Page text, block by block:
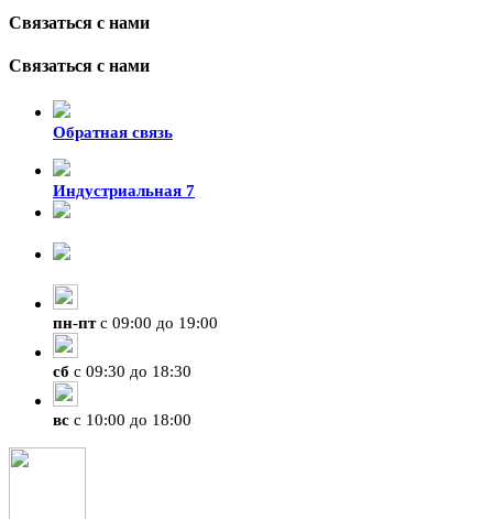
Связаться с нами
Связаться с нами
Обратная связь
Индустриальная 7
пн-птс 09:00 до 19:00
сб с 09:30 до 18:30
вс с 10:00 до 18:00